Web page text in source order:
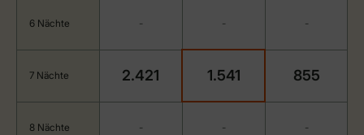
6 Nächte - - -
7 Nächte 2.421 1.541 855
8 Nächte - - -